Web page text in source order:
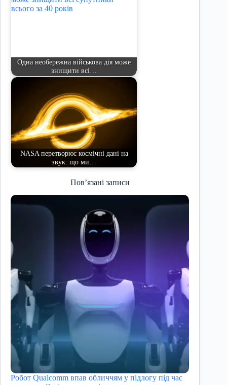
Одна необережна військова дія може
знищити всі…
NASA перетворює космічні дані на
звук: що ми…
Пов’язані записи
Робот Qualcomm впав обличчям у підлогу під час